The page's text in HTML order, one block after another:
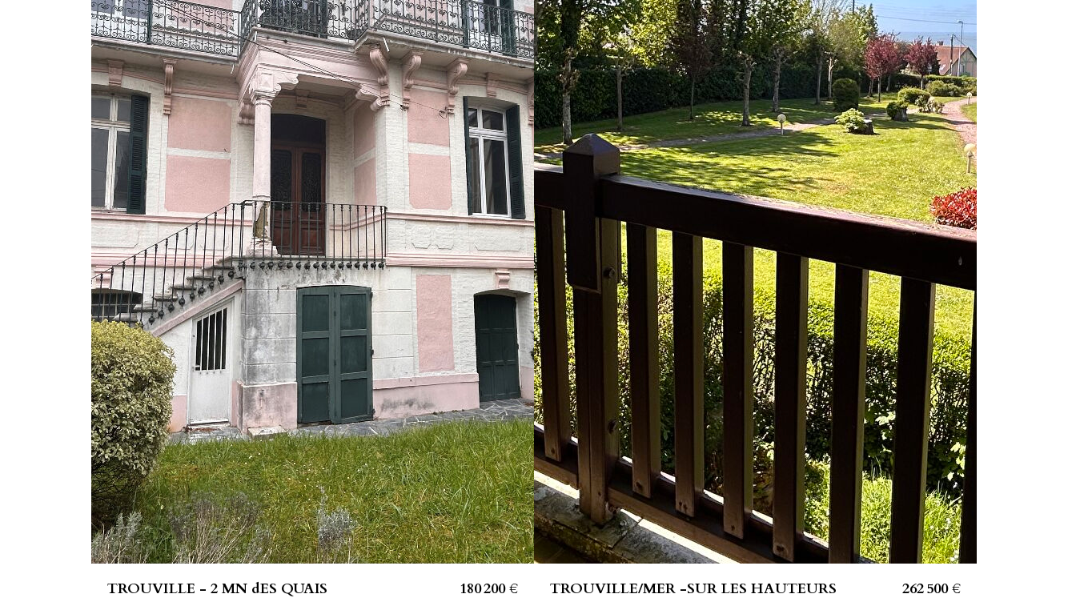
TROUVILLE - 2 MN dES QUAIS 180 200 € TROUVILLE/MER -SUR LES HAUTEURS 262 500 €